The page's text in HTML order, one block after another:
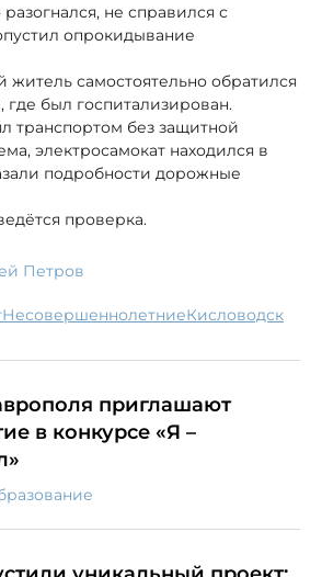
не справился с
опрокидывание
житель самостоятельно обратился
был госпитализирован.
транспортом без защитной
электросамокат находился в
подробности дорожные
проверка.
Петров
несовершеннолетние Кисловодск
приглашают
в конкурсе «Я –